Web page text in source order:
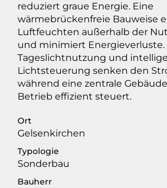
reduziert graue Energie. Eine
wärmebrückenfreie Bauweise
Luftfeuchten außerhalb der
und minimiert Energieverluste.
Tageslichtnutzung und
Lichtsteuerung senken den
während eine zentrale
Betrieb effizient steuert.
Ort
Gelsenkirchen
Typologie
Sonderbau
Bauherr